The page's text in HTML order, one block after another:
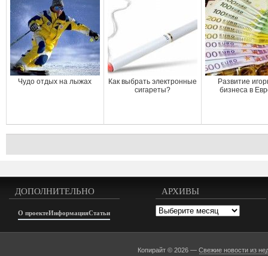
Чудо отдых на лыжах
Как выбрать электронные
сигареты?
Развитие
бизнеса в
ДОПОЛНИТЕЛЬНО
О проектеИнформацияСтатьи
АРХИВЫ
Архивы
Копирайт © 2026 —Свежие новости из